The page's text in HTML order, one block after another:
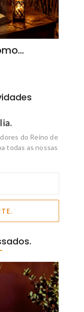
do Reino de
todas as nossas